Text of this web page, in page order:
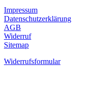
Impressum
Datenschutzerklärung
AGB
Widerruf
Sitemap
Widerrufsformular